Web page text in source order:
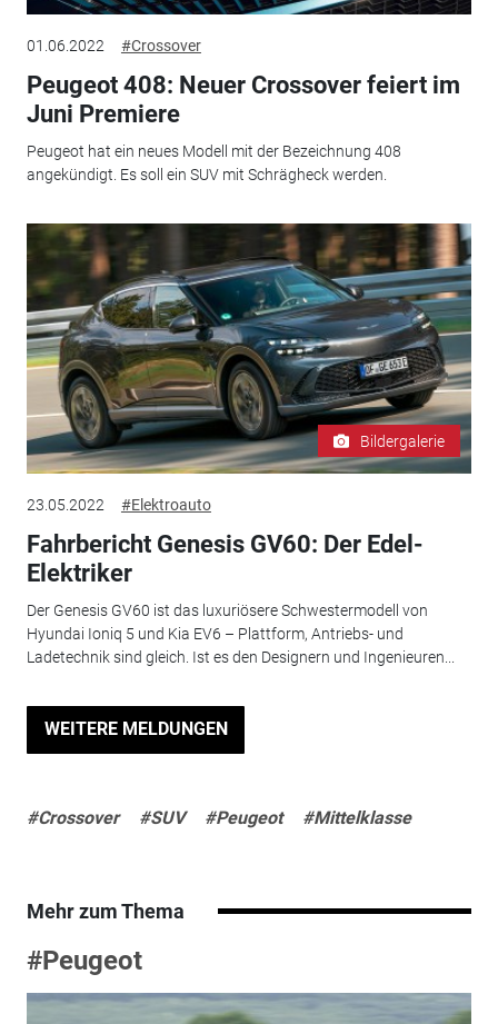
01.06.2022 #Crossover
Peugeot 408: Neuer Crossover feiert im
Juni Premiere
Peugeot hat ein neues Modell mit der Bezeichnung 408
angekündigt. Es soll ein SUV mit Schrägheck werden.
Bildergalerie
23.05.2022 #Elektroauto
Fahrbericht Genesis GV60: Der Edel-
Elektriker
Der Genesis GV60 ist das luxuriösere Schwestermodell von
Hyundai Ioniq 5 und Kia EV6 – Plattform, Antriebs- und
Ladetechnik sind gleich. Ist es den Designern und Ingenieuren...
WEITERE MELDUNGEN
#Crossover #SUV #Peugeot #Mittelklasse
Mehr zum Thema
#Peugeot